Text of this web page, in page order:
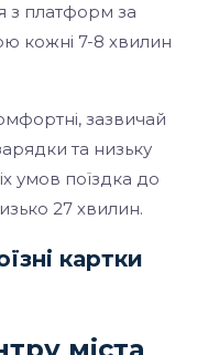
з платформ за
кожні 7-8 хвилин
зазвичай
та низьку
умов поїздка до
27 хвилин.
картки